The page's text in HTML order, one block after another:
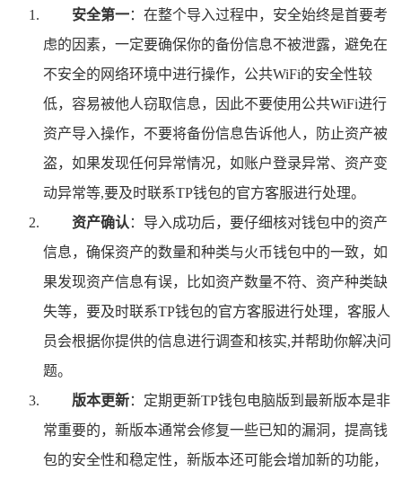
安全第一：在整个导入过程中，安全始终是首要考
虑的因素，一定要确保你的备份信息不被泄露，避免在
不安全的网络环境中进行操作，公共WiFi的安全性较
低，容易被他人窃取信息，因此不要使用公共WiFi进行
资产导入操作，不要将备份信息告诉他人，防止资产被
盗，如果发现任何异常情况，如账户登录异常、资产变
动异常等,要及时联系TP钱包的官方客服进行处理。
资产确认 ：导入成功后，要仔细核对钱包中的资产
信息，确保资产的数量和种类与火币钱包中的一致，如
果发现资产信息有误，比如资产数量不符、资产种类缺
失等，要及时联系TP钱包的官方客服进行处理，客服人
员会根据你提供的信息进行调查和核实,并帮助你解决问
题。
版本更新：定期更新TP钱包电脑版到最新版本是非
常重要的，新版本通常会修复一些已知的漏洞，提高钱
包的安全性和稳定性，新版本还可能会增加新的功能，